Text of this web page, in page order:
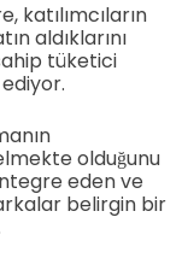
katılımcıların
aldıklarını
tüketici
olduğunu
eden ve
belirgin bir